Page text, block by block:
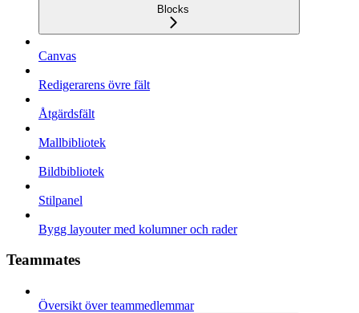
Blocks
Canvas
Redigerarens övre fält
Åtgärdsfält
Mallbibliotek
Bildbibliotek
Stilpanel
Bygg layouter med kolumner och rader
Teammates
Översikt över teammedlemmar